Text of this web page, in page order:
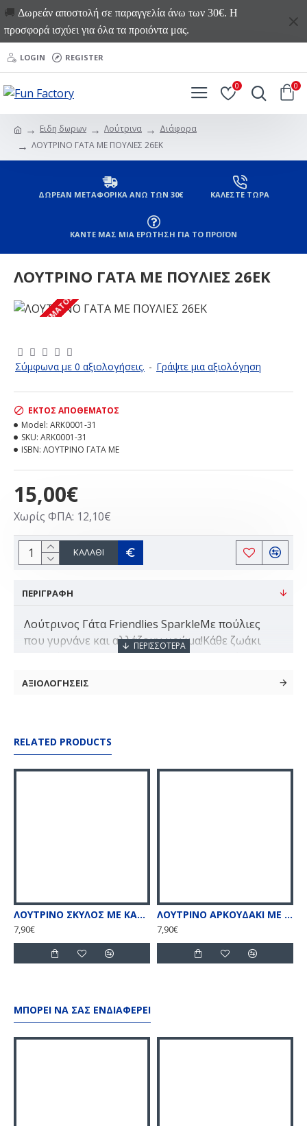
🚚 Δωρεάν αποστολή σε παραγγελία άνω των 30€. Η
προσφορά ισχύει για όλα τα προιόντα μας.
LOGIN REGISTER
0 0
Ειδη δωρων Λούτρινα
Διάφορα
ΛΟΥΤΡΙΝΟ ΓΑΤΑ ΜΕ ΠΟΥΛΙΕΣ 26EK
ΔΩΡΕΑΝ ΜΕΤΑΦΟΡΙΚΑ ΑΝΩ ΤΩΝ 30€ ΚΑΛΕΣΤΕ ΤΩΡΑ
ΚΑΝΤΕ ΜΑΣ ΜΙΑ ΕΡΩΤΗΣΗ ΓΙΑ ΤΟ ΠΡΟΪΟΝ
ΛΟΥΤΡΙΝΟ ΓΑΤΑ ΜΕ ΠΟΥΛΙΕΣ 26EK
ΕΚΤΌΣ ΑΠΟΘΈΜΑΤΟΣ
Σύμφωνα με 0 αξιολογήσεις. - Γράψτε μια αξιολόγηση
15,00€
Χωρίς ΦΠΑ: 12,10€
ΕΚΤΌΣ ΑΠΟΘΈΜΑΤΟΣ
Model: ARK0001-31
SKU: ARK0001-31
ISBN: ΛΟΥΤΡΙΝΟ ΓΑΤΑ ΜΕ
ΚΑΛΆΘΙ
ΠΕΡΙΓΡΑΦΗ
Λούτρινος Γάτα Friendlies SparkleΜε πούλιες
που γυρνάνε και αλλάζουν χρώμα!Κάθε ζωάκι
αναγράφει την χώρα καταγωγής του και ένα fun
τεμάχιο.Company Info Η εταιρεία Β.
ΑΞΙΟΛΟΓΗΣΕΙΣ
RELATED PRODUCTS
ΛΟΥΤΡΙΝΟ ΣΚΥΛΟΣ ΜΕ ΚΑΡΔΙΑ 20ΕΚ
7,90€
ΛΟΥΤΡΙΝΟ ΑΡΚΟΥΔΑΚΙ ΜΕ ΚΑΡΔΙΑ 20ΕΚ
7,90€
ΜΠΟΡΕΊ ΝΑ ΣΑΣ ΕΝΔΙΑΦΈΡΕΙ